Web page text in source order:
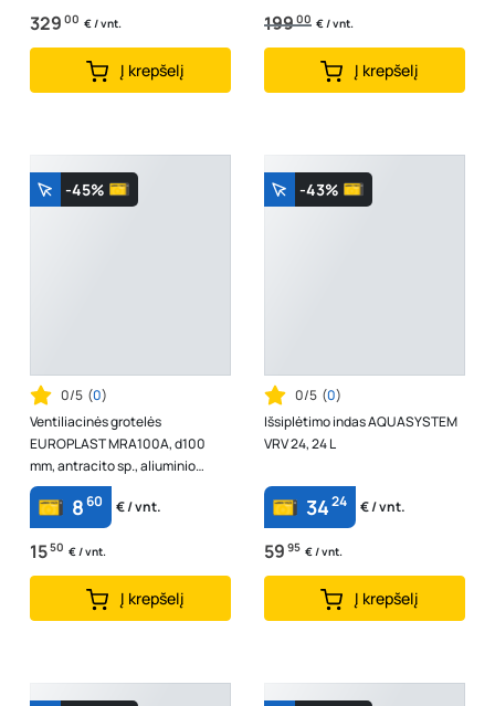
329 00 € / vnt.
Į krepšelį
19900 € / vnt.
Į krepšelį
-45%
0/5 (0)
Ventiliacinės grotelės
EUROPLAST MRA100A, d100
mm, antracito sp., aliuminio
lydinio
860 € / vnt.
1550 € / vnt.
Į krepšelį
-43%
0/5 (0)
Išsiplėtimo indas AQUASYSTEM
VRV 24, 24 L
3424 € / vnt.
59 95 € / vnt.
Į krepšelį